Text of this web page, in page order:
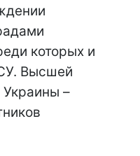
которых и
Высшей
Украины –